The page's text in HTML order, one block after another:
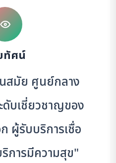
ทัศน์
สมัย ศูนย์กลาง
ดับเชี่ยวชาญของ
ผู้รับบริการเชื่อ
ริการมีความสุข"